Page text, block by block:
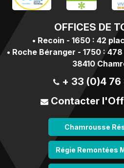
OFFICES DE
• Recoin - 1650 : 42
• Roche Béranger - 1750 :
38410
+ 33 (0)4 76
Contacter
Chamrousse
Régie Remontées